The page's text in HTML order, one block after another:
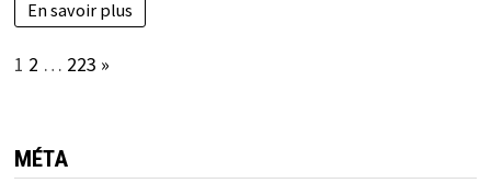
En savoir plus
Page:
1 2 … 223 Next
»
MÉTA